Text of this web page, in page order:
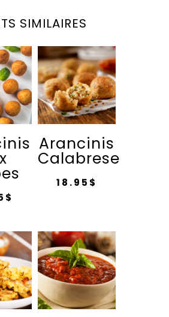
SIMILAIRES
$
Arancinis
Calabrese
18.95 $